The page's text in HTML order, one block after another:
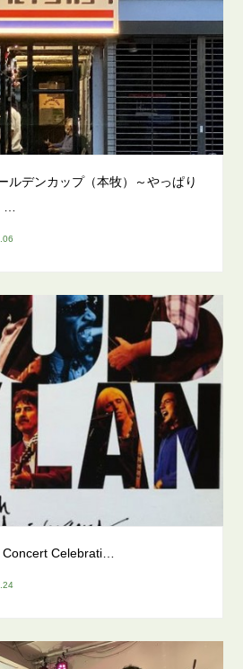
ルデンカップ（本牧）～やっぱり
Celebrati…